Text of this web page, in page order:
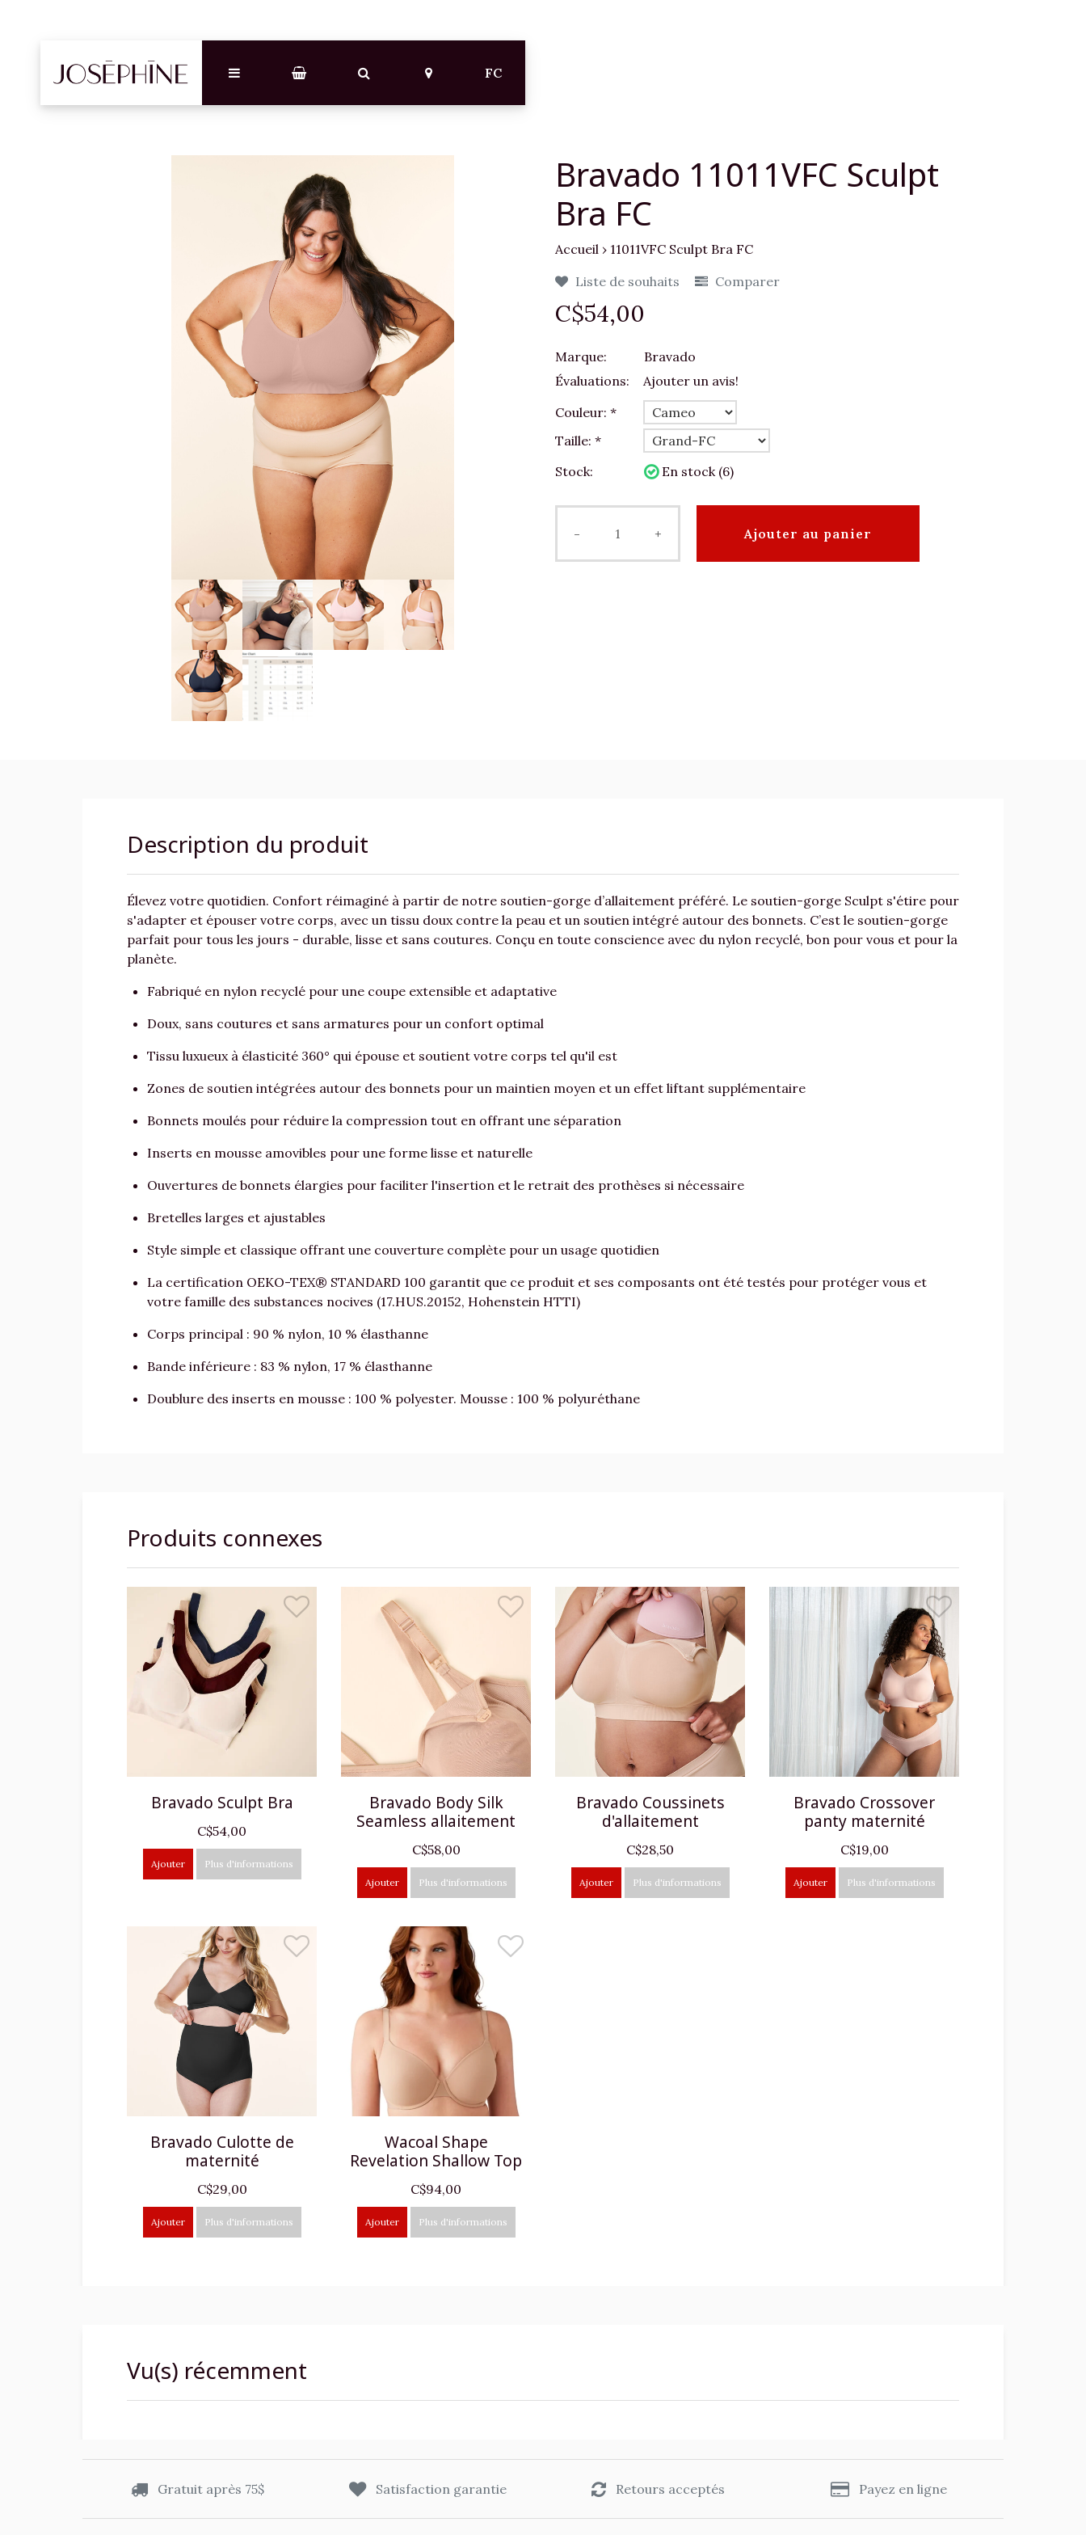
FC
Bravado 11011VFC Sculpt
Bra FC
Accueil › 11011VFC Sculpt Bra FC
Liste de souhaits
Comparer
C$54,00
Marque:
Bravado
Évaluations:
Ajouter un avis!
Couleur: *
Taille: *
Stock:
En stock (6)
- + Ajouter au panier
Description du produit
Élevez votre quotidien. Confort réimaginé à partir de notre soutien-gorge d’allaitement préféré. Le soutien-gorge Sculpt s'étire pour
s'adapter et épouser votre corps, avec un tissu doux contre la peau et un soutien intégré autour des bonnets. C’est le soutien-gorge
parfait pour tous les jours - durable, lisse et sans coutures. Conçu en toute conscience avec du nylon recyclé, bon pour vous et pour la
planète.
Fabriqué en nylon recyclé pour une coupe extensible et adaptative
Doux, sans coutures et sans armatures pour un confort optimal
Tissu luxueux à élasticité 360° qui épouse et soutient votre corps tel qu'il est
Zones de soutien intégrées autour des bonnets pour un maintien moyen et un effet liftant supplémentaire
Bonnets moulés pour réduire la compression tout en offrant une séparation
Inserts en mousse amovibles pour une forme lisse et naturelle
Ouvertures de bonnets élargies pour faciliter l'insertion et le retrait des prothèses si nécessaire
Bretelles larges et ajustables
Style simple et classique offrant une couverture complète pour un usage quotidien
La certification OEKO-TEX® STANDARD 100 garantit que ce produit et ses composants ont été testés pour protéger vous et
votre famille des substances nocives (17.HUS.20152, Hohenstein HTTI)
Corps principal : 90 % nylon, 10 % élasthanne
Bande inférieure : 83 % nylon, 17 % élasthanne
Doublure des inserts en mousse : 100 % polyester. Mousse : 100 % polyuréthane
Produits connexes
Bravado Sculpt Bra
C$54,00
Ajouter Plus d'informations
Bravado Body Silk
Seamless allaitement
C$58,00
Ajouter Plus d'informations
Bravado Coussinets
d'allaitement
C$28,50
Ajouter Plus d'informations
Bravado Crossover
panty maternité
C$19,00
Ajouter Plus d'informations
Bravado Culotte de
maternité
C$29,00
Ajouter Plus d'informations
Wacoal Shape
Revelation Shallow Top
C$94,00
Ajouter Plus d'informations
Vu(s) récemment
Gratuit après 75$ Satisfaction garantie Retours acceptés Payez en ligne